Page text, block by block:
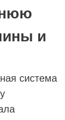
и
система